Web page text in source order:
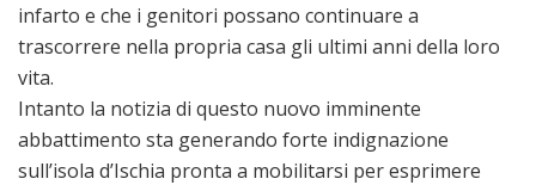
infarto e che i genitori possano continuare a
trascorrere nella propria casa gli ultimi anni della loro
vita.
Intanto la notizia di questo nuovo imminente
abbattimento sta generando forte indignazione
sull’isola d’Ischia pronta a mobilitarsi per esprimere